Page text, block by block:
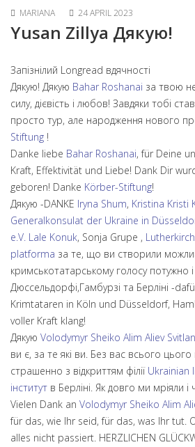
MARIANA 24 APRIL 2023
Yusan Zillya Дякую!
Запізнілий Longread вдячності
Дякую! Дякую Bahar Roshanai за твою
силу, дієвість і любов! Завдяки тобі
просто тур, але народження нового
Stiftung !
Danke liebe Bahar Roshanai, für Deine
Kraft, Effektivität und Liebe! Dank Dir
geboren! Danke Körber-Stiftung!
Дякую -DANKE Iryna Shum, Kristina Kristi
Generalkonsulat der Ukraine in
e.V. Lale Konuk, Sonja Grupe ,
platforma за те, що ви створили
кримськотатарському голосу потужно і
Дюссельдорфі,Гамбурзі та Берліні -
Krimtataren in Köln und Düsseldorf,
voller Kraft klang!
Дякую Volodymyr Sheiko Alim Aliev
ви є, за те які ви. Без вас всього
страшенно з відкриттям філії Ukrainian
інститут в Берліні. Як довго ми мріяли і
Vielen Dank an Volodymyr Sheiko Alim
für das, wie Ihr seid, für das, was Ihr tut.
alles nicht passiert. HERZLICHEN